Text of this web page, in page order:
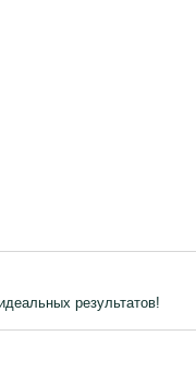
результатов!